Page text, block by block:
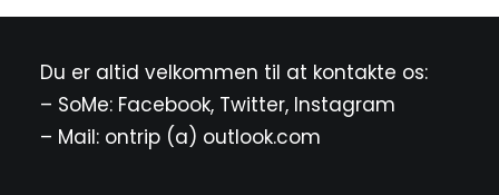
Du er altid velkommen til at kontakte os:
– SoMe: Facebook, Twitter, Instagram
– Mail: ontrip (a) outlook.com